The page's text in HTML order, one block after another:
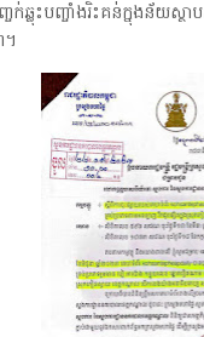
ក់ឆ្លុះបញ្ចាំងរិះគន់ក្នុងន័យស្
។